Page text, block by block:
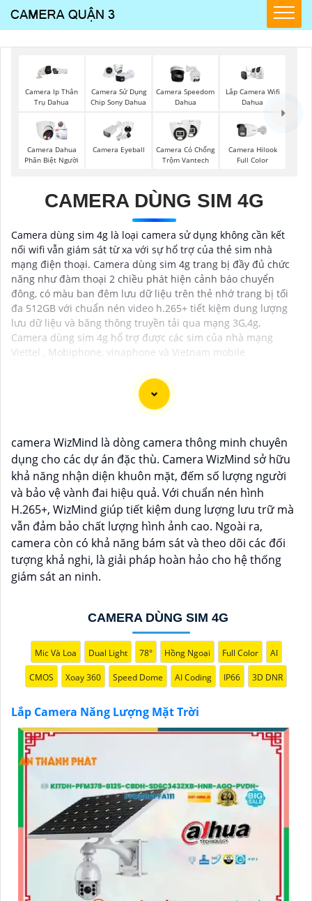
Camera Ip Thân
Trụ Dahua
Camera Sử Dụng
Chip Sony Dahua
Camera Speedom
Dahua
Lắp Camera Wifi
Dahua
Camera Dahua
Phân Biệt Người
Camera Eyeball
Camera Có Chống
Trộm Vantech
Camera Hilook
Full Color
CAMERA DÙNG SIM 4G
Camera dùng sim 4g là loại camera sử dụng không cần kết
nối wifi vẫn giám sát từ xa với sự hổ trợ của thẻ sim nhà
mạng điện thoại. Camera dùng sim 4g trang bị đầy đủ chức
năng như đàm thoại 2 chiều phát hiện cảnh báo chuyển
đông, có màu ban đêm lưu dữ liệu trên thẻ nhớ trang bị tối
đa 512GB với chuẩn nén video h.265+ tiết kiệm dung lượng
lưu dữ liệu và băng thông truyền tải qua mạng 3G,4g,
Camera dùng sim 4g hổ trợ được các sim của nhà mạng
Viettel , Mobiphone, vinaphone và Vietnam mobile
ninh hiệu quả và thân thiện với môi trường, camera
hoạt động độc lập, không cần dây điện, phù hợp cho
các khu vực khó kéo nguồn. Sử dụng năng lượng mặt
trời giúp tiết kiệm chi phí điện năng và bảo vệ môi
trường. Camera được trang bị các tính năng Thông
Minh như ghi hình Full HD, quan sát ban đêm và phát
hiện chuyển động. Đây là lựa chọn lý tưởng để giám
sát an ninh tại nhà ở, công trường, hay vùng nông
thôn.
camera WizMind là dòng camera thông minh chuyên
dụng cho các dự án đặc thù. Camera WizMind sở hữu
khả năng nhận diện khuôn mặt, đếm số lượng người
và bảo vệ vành đai hiệu quả. Với chuẩn nén hình
H.265+, WizMind giúp tiết kiệm dung lượng lưu trữ mà
vẫn đảm bảo chất lượng hình ảnh cao. Ngoài ra,
camera còn có khả năng bám sát và theo dõi các đối
tượng khả nghi, là giải pháp hoàn hảo cho hệ thống
giám sát an ninh.
CAMERA DÙNG SIM 4G
Mic Và Loa Dual Light 78° Hồng Ngoại Full Color AI
CMOS Xoay 360 Speed Dome AI Coding IP66 3D DNR
Lắp Camera Năng Lượng Mặt Trời